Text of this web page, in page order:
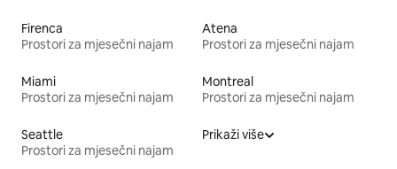
Firenca
Prostori za mjesečni najam
Atena
Prostori za mjesečni najam
Miami
Prostori za mjesečni najam
Montreal
Prostori za mjesečni najam
Seattle
Prostori za mjesečni najam
Prikaži više